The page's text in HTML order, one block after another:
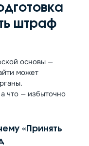
штраф
основы —
может
что — избыточно
«Принять